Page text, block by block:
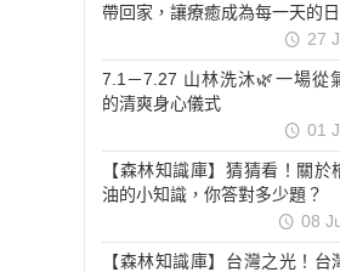
帶回家，讓療癒成為每一天的日
27
7.1－7.27 山林洗沐🌿一場從
的清爽身心儀式
01
【森林知識庫】猜猜看！關於
油的小知識，你答對多少題？
08
【森林知識庫】台灣之光！台